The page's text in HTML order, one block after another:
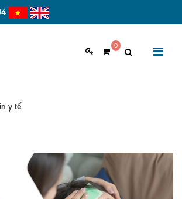
0
Vì sao nên chọn Dr.Binh Tele_Clinic
Đội ngũ y bác sĩ
y tế